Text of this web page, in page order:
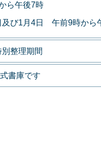
ら午後7時
及び1月4日 午前9時から
整理期間
書庫です